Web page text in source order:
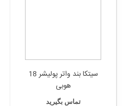
سیتکا بند واتر پولیشر 18
هوبی
تماس بگیرید